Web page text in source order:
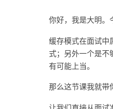
你好，我是大明
缓存模式在面试中
式；另外一个是不
有可能上当。
那么这节课我就带